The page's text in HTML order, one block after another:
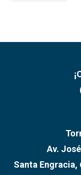
Av.
Santa Engracia,